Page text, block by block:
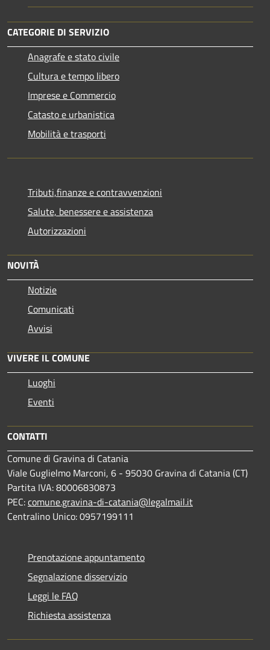
CATEGORIE DI SERVIZIO
Anagrafe e stato civile
Cultura e tempo libero
Imprese e Commercio
Catasto e urbanistica
Mobilità e trasporti
Tributi,finanze e contravvenzioni
Salute, benessere e assistenza
Autorizzazioni
NOVITÀ
Notizie
Comunicati
Avvisi
VIVERE IL COMUNE
Luoghi
Eventi
CONTATTI
Comune di Gravina di Catania
Viale Guglielmo Marconi, 6 - 95030 Gravina di Catania (CT)
Partita IVA: 80006830873
PEC:comune.gravina-di-catania@legalmail.it
Centralino Unico: 0957199111
Prenotazione appuntamento
Segnalazione disservizio
Leggi le FAQ
Richiesta assistenza